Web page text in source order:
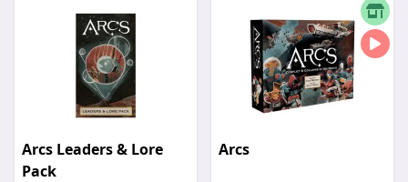
Arcs Leaders & Lore
Pack
Arcs